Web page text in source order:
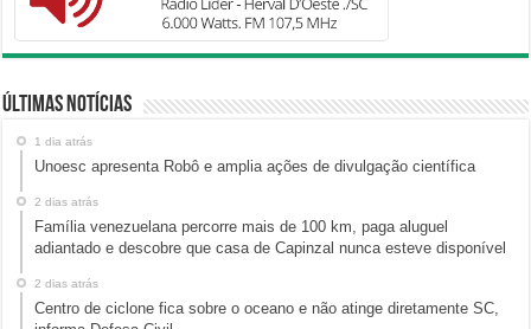
Últimas Notícias
1 dia atrás
Unoesc apresenta Robô e amplia ações de divulgação científica
2 dias atrás
Família venezuelana percorre mais de 100 km, paga aluguel
adiantado e descobre que casa de Capinzal nunca esteve disponível
2 dias atrás
Centro de ciclone fica sobre o oceano e não atinge diretamente SC,